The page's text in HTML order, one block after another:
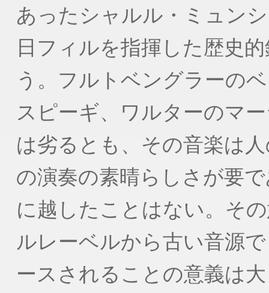
あったシャルル・ミュン
日フィルを指揮した歴史
う。フルトベングラーの
スピーギ、ワルターのマ
は劣るとも、その音楽は
の演奏の素晴らしさが要
に越したことはない。そ
ルレーベルから古い音源
ースされることの意義は